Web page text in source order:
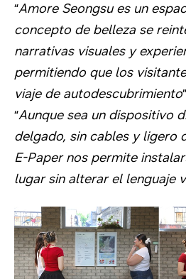
“Amore Seongsu es un
concepto de belleza se
narrativas visuales y
permitiendo que los
viaje de autodescubrimiento
“Aunque sea un dispositivo
delgado, sin cables y ligero
E-Paper nos permite
lugar sin alterar el lenguaje